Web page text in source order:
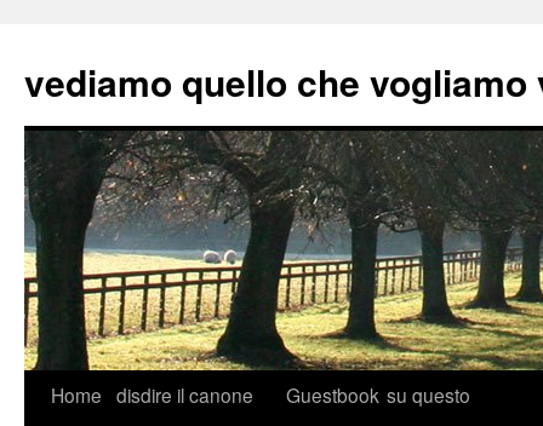
vediamo quello che vogliamo
Skip
Home disdire il canone
Guestbook su questo